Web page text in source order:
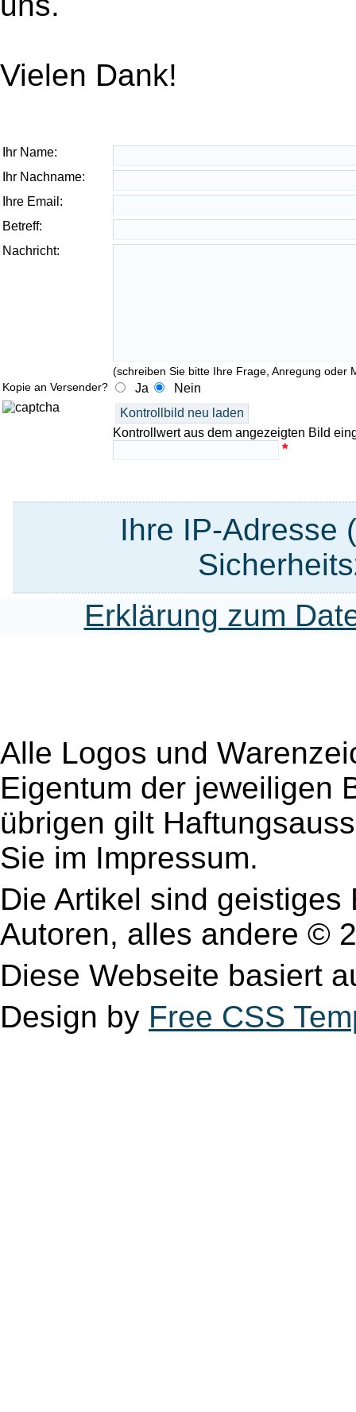
Vielen Dank!
Ihr Name:
Ihr Nachname:
Ihre Email:
Betreff:
Nachricht:
(schreiben Sie bitte Ihre Frage, Anregung oder
Kopie an Versender?
Ja Nein
Kontrollwert aus dem angezeigten Bild
*
Ihre IP-Adresse
Erklärung zum
Alle Logos und
Eigentum der jeweiligen
übrigen gilt
Sie im Impressum.
Die Artikel sind
Autoren, alles andere ©
Diese Webseite basiert
Design by Free CSS